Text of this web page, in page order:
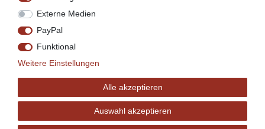
Externe Medien
PayPal
Funktional
Weitere Einstellungen
Alle akzeptieren
Auswahl akzeptieren